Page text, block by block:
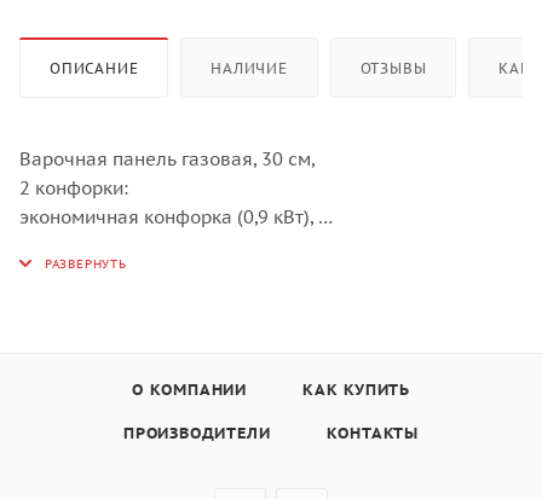
ОПИСАНИЕ НАЛИЧИЕ ОТЗЫВЫ КАК
Варочная панель газовая, 30 см,
2 конфорки:
экономичная конфорка (0,9 кВт),
газ-контроль, электроподжиг,
290х515х100 ммО КОМПАНИИ КАК КУПИТЬ
ПРОИЗВОДИТЕЛИ КОНТАКТЫ